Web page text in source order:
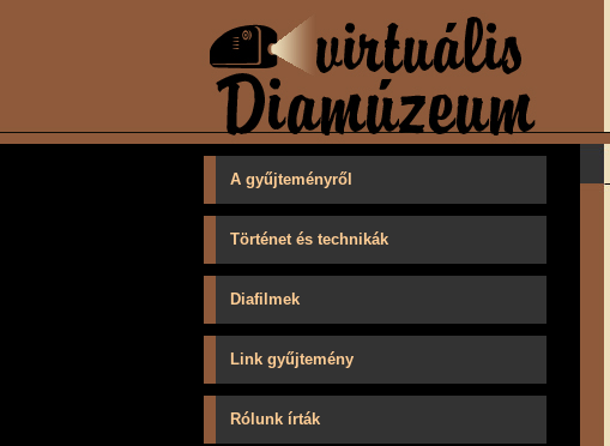
A gyűjteményről
Történet és technikák
Diafilmek
Link gyűjtemény
Rólunk írták